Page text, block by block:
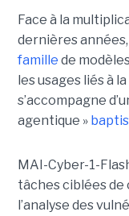
Face à la
dernières années,
famille de
les usages liés à
s’accompagne
agentique »
MAI-Cyber-1-
tâches ciblées
l’analyse des